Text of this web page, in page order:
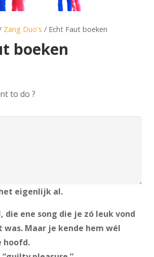
Zang Duo's / Echt Faut boeken
boeken
to do ?
eigenlijk al.
die ene song die je zó leuk vond
was. Maar je kende hem wél
hoofd.